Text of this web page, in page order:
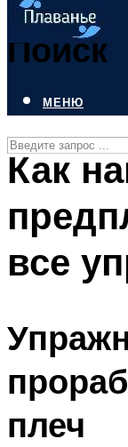
Поиск
ПЛАВАНЬЕ
БАССЕЙН
МЕНЮ
МЕНЮ
Как
все
плеч